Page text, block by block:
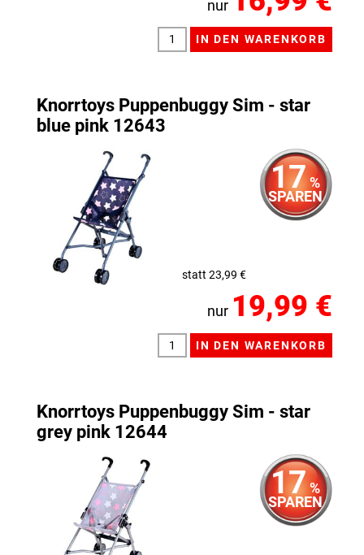
nur
Knorrtoys Puppenbuggy Sim - star
blue pink 12643
17 %
SPAREN
statt 23,99 €
nur 19,99 €
Knorrtoys Puppenbuggy Sim - star
grey pink 12644
17 %
SPAREN